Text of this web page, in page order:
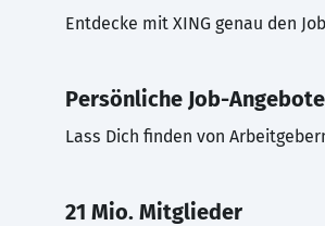
Entdecke mit XING genau den
Persönliche Job-Angebote
Lass Dich finden von
21 Mio. Mitglieder